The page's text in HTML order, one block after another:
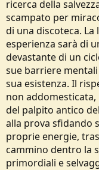
ricerca della
scampato per
di una discoteca.
esperienza sarà di
devastante di un
sue barriere
sua esistenza. Il
non addomesticata,
del palpito antico
alla prova sfidando
proprie energie,
cammino dentro la
primordiali e